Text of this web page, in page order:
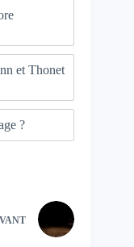
et Thonet
?